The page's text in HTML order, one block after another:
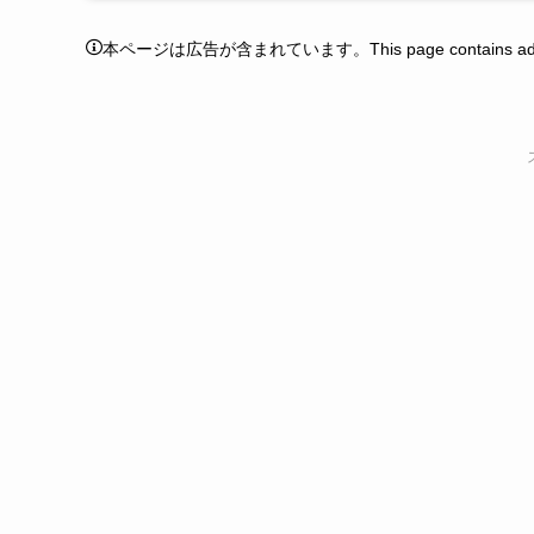
本ページは広告が含まれています。This page contains